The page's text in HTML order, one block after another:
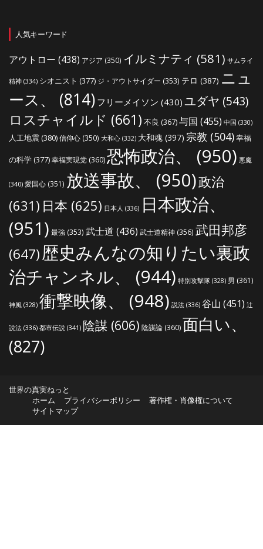
人気キーワード
アウトロー (438) アジア (350) イルミナティ (581) サムライ
精神 (334) シオニスト (377) ジ・アウトサイダー (353) テロ (387) ニュ
ース、
(814) フリーメイソン (430) ユダヤ (543)
ロスチャイルド (661) 不良 (367)与国 (455) 中国 (330)
人工地震(380)信仰心 (350) 大和心 (332) 大和魂 (397) 宗教 (504)幸福
の科学(377)幸福実現党 (360)恐怖政治、 (950) 悪魔
(340) 愛国心 (351) 放送事故、 (950)政治
(631) 日本 (625) 日本人 (336) 日本政治、
(951) 最強 (353) 武士道 (436) 武士道精神 (356) 武田邦彦
(647)歴史みんなの知りたい裏政
治チャンネル、
(944) 特別攻撃隊 (328) 男 (361)
神風 (328) 衝撃映像、 (948) 説法 (336) 谷山 (451) 辻
説法 (336) 都市伝説 (341) 陰謀 (606) 陰謀論 (360)面白い、
(827)
世界の真実ねっと
ホーム
プライバシーポリシー
著作権・肖像権について
サイトマップ